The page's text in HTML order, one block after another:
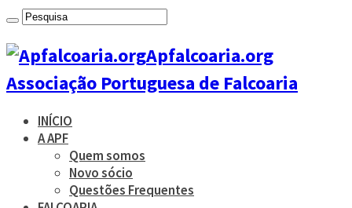
Apfalcoaria.org
Associação Portuguesa de Falcoaria
INÍCIO
A APF
Quem somos
Novo sócio
Questões Frequentes